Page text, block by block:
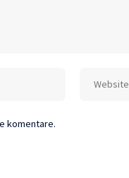
komentare.